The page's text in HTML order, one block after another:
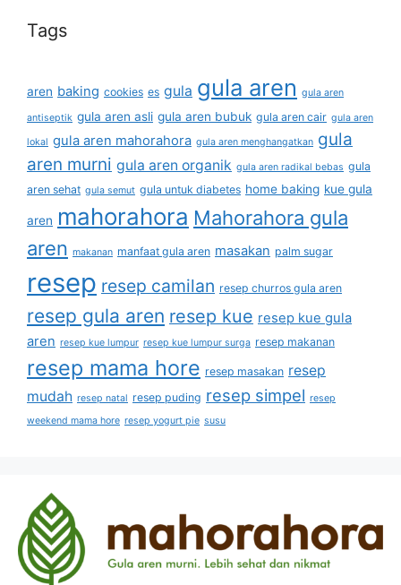
Tags
aren baking cookies es gula gula aren gula aren
antiseptik gula aren asli gula aren bubuk gula aren cair gula aren
lokal gula aren mahorahora gula aren menghangatkan gula
aren murni gula aren organik gula aren radikal bebas gula
aren sehat gula semut gula untuk diabetes home baking kue gula
aren mahorahora Mahorahora gula
aren makanan manfaat gula aren masakan palm sugar
resep resep camilan resep churros gula aren
resep gula aren resep kue resep kue gula
aren resep kue lumpur resep kue lumpur surga resep makanan
resep mama hore resep masakan resep
mudah resep natal resep puding resep simpel resep
weekend mama hore resep yogurt pie susu